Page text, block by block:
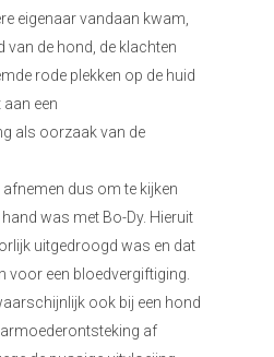
eigenaar vandaan kwam,
van de hond, de klachten
rode plekken op de huid
een
als oorzaak van de
dus om te kijken
was met Bo-Dy. Hieruit
uitgedroogd was en dat
voor een bloedvergiftiging.
ook bij een hond
af